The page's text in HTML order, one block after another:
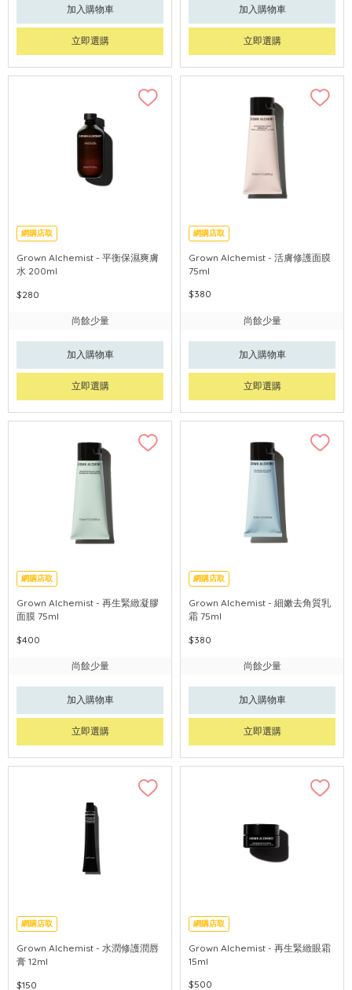
加入購物車
立即選購
加入購物車
立即選購
網購店取
Grown Alchemist - 平衡保濕爽膚
水 200ml
$280
尚餘少量
加入購物車
立即選購
網購店取
Grown Alchemist - 活膚修護面膜
75ml
$380
尚餘少量
加入購物車
立即選購
網購店取
Grown Alchemist - 再生緊緻凝膠
面膜 75ml
$400
尚餘少量
加入購物車
立即選購
網購店取
Grown Alchemist - 細嫩去角質乳
霜 75ml
$380
尚餘少量
加入購物車
立即選購
網購店取
Grown Alchemist - 水潤修護潤唇
膏 12ml
$150
網購店取
Grown Alchemist - 再生緊緻眼霜
15ml
$500